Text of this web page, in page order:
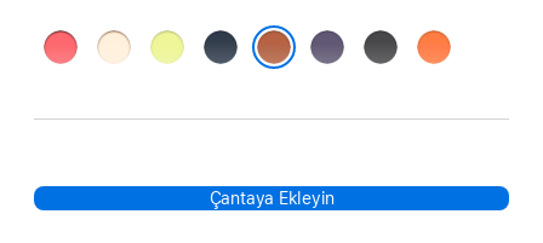
Parlak Guava
VanilyaNeon
Gece Yarısı Sis
Siyah Turuncu
Çantaya Ekleyin